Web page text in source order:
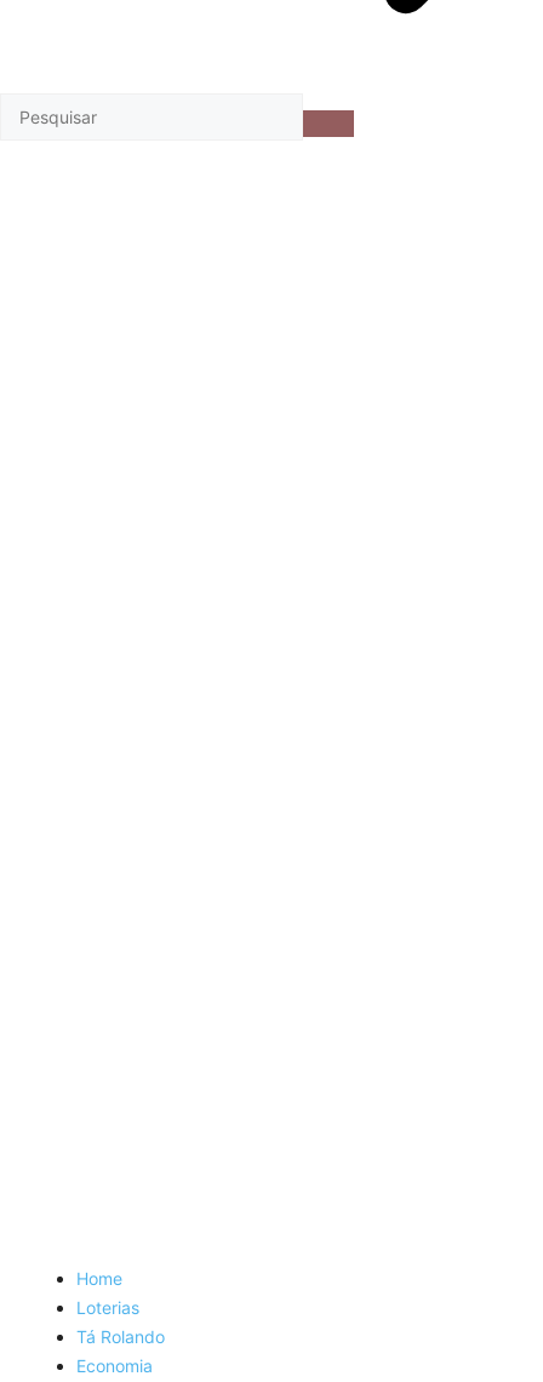
Home
Loterias
Tá Rolando
Economia